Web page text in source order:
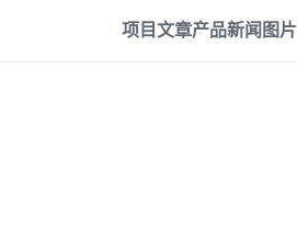
项目文章产品新闻 图片